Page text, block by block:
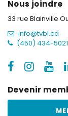
Nous joindre
33 rue Blainville
info@tvbl.ca
(450) 434-5021
Devenir